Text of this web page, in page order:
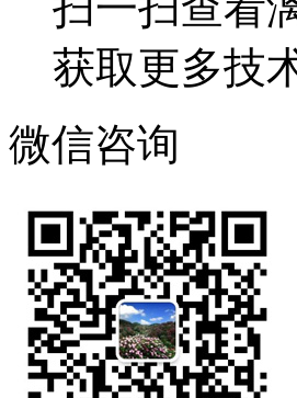
获取更多技
微信咨询